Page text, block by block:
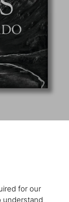
for our
understand